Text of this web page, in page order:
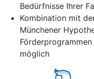
Bedürfnisse Ihrer
Kombination mit
Münchener
möglich